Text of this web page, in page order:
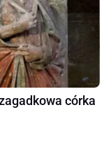
córka